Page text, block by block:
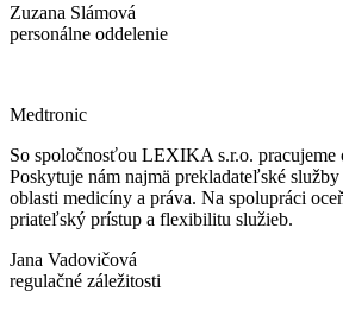
Zuzana Slámová
personálne oddelenie
Medtronic
So spoločnosťou LEXIKA s.r.o. pracujeme
Poskytuje nám najmä prekladateľské
oblasti medicíny a práva. Na spolupráci
priateľský prístup a flexibilitu služieb.
Jana Vadovičová
regulačné záležitosti